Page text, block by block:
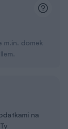
m.in. domek
na